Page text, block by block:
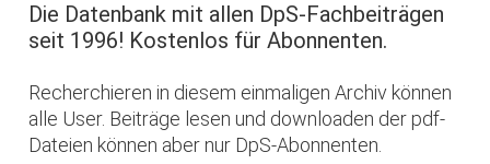
Die Datenbank mit allen DpS-Fachbeiträgen
seit 1996! Kostenlos für Abonnenten.
Recherchieren in diesem einmaligen Archiv können
alle User. Beiträge lesen und downloaden der pdf-
Dateien können aber nur DpS-Abonnenten.